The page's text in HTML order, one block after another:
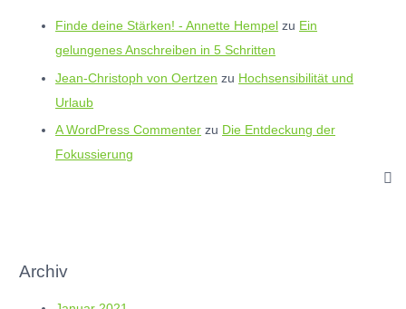
Finde deine Stärken! - Annette Hempel zu Ein
gelungenes Anschreiben in 5 Schritten
Jean-Christoph von Oertzen zu Hochsensibilität und
Urlaub
A WordPress Commenter zu Die Entdeckung der
Fokussierung
Archiv